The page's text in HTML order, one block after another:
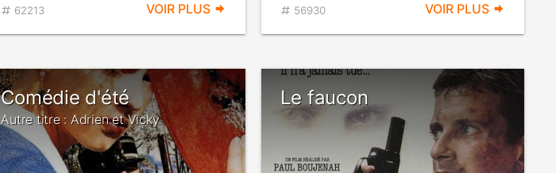
62213 VOIR PLUS 56930 VOIR PLUS
Comédie d'été
Autre titre : Adrien et Vicky
Le faucon